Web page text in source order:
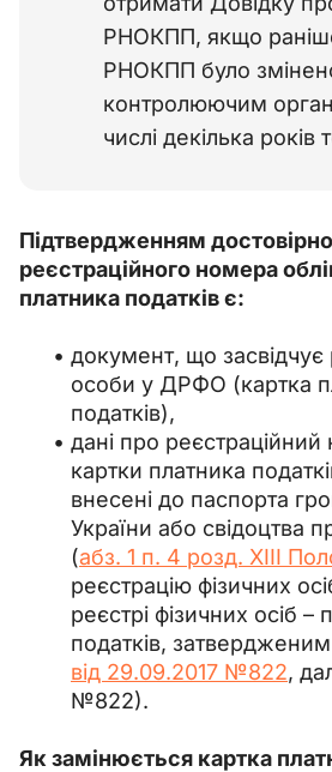
РНОКПП, якщо
РНОКПП було
контролюючим
числі декілька років
Підтвердженням
реєстраційного номера
платника податків є:
документ, що засвідчує
особи у ДРФО (картка
податків),
дані про реєстраційний
картки платника
внесені до паспорта
України або свідоцтва
(абз. 1 п. 4 розд. XIII
реєстрацію фізичних
реєстрі фізичних осіб –
податків,
від 29.09.2017 №822,
№822).
Як замінюється картка